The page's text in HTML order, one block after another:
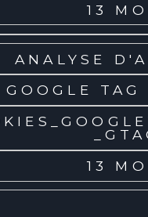
13
ANALYSE
GOOGLE TAG
13